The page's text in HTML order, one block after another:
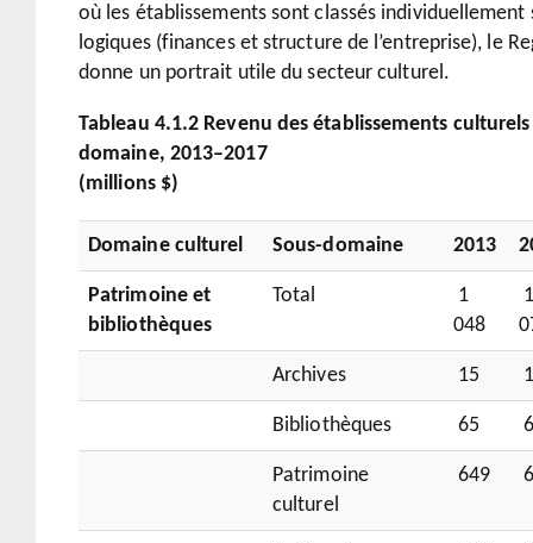
où les établissements sont classés individuellement
logiques (finances et structure de l’entreprise), le
donne un portrait utile du secteur culturel.
Tableau 4.1.2 Revenu des établissements
domaine, 2013–2017
(millions $)
Domaine culturel Sous-domaine 2013
Patrimoine et
bibliothèques
Total
1
048
Archives 15
Bibliothèques 65
Patrimoine
culturel
649